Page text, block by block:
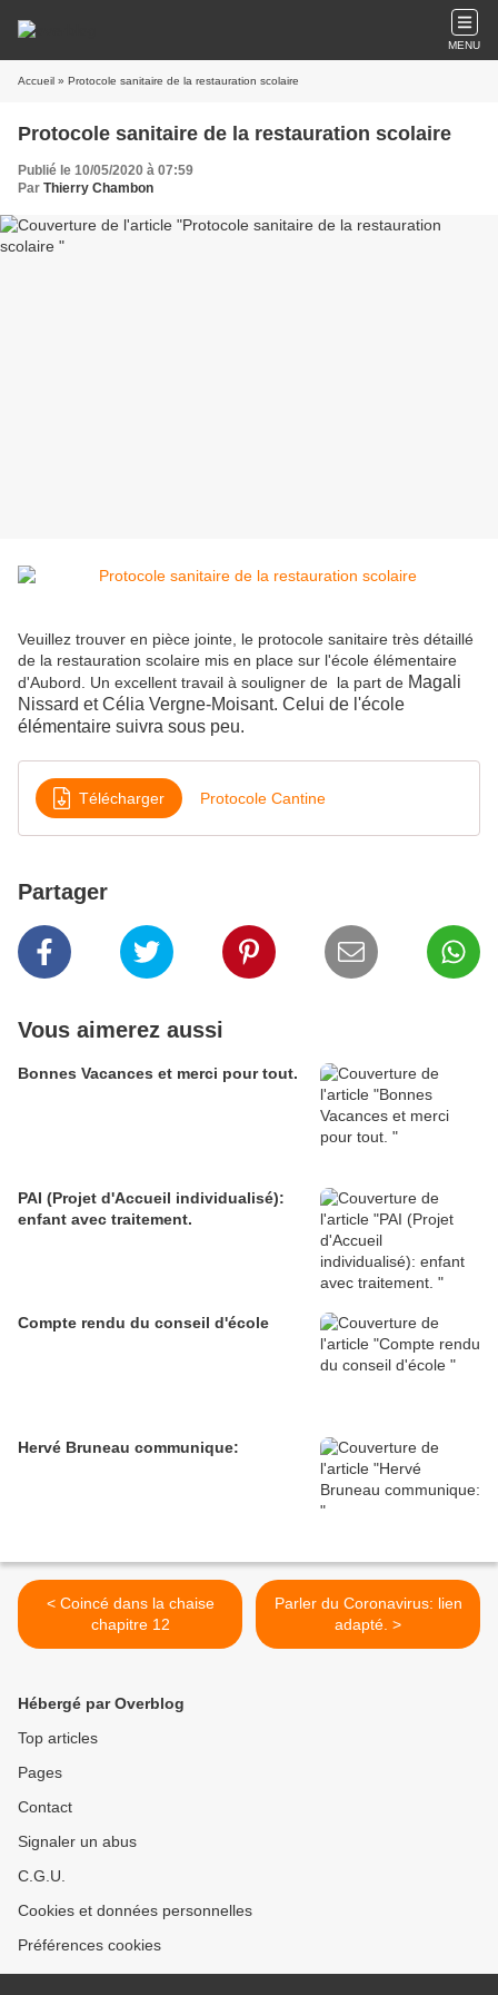
MENU
Accueil » Protocole sanitaire de la restauration scolaire
Protocole sanitaire de la restauration scolaire
Publié le 10/05/2020 à 07:59
Par Thierry Chambon
Veuillez trouver en pièce jointe, le protocole sanitaire très détaillé
de la restauration scolaire mis en place sur l'école élémentaire
d'Aubord. Un excellent travail à souligner de la part de Magali
Nissard et Célia Vergne-Moisant. Celui de l'école
élémentaire suivra sous peu.
Télécharger Protocole Cantine
Partager
Vous aimerez aussi
Bonnes Vacances et merci pour tout.
PAI (Projet d'Accueil individualisé):
enfant avec traitement.
Compte rendu du conseil d'école
Hervé Bruneau communique:
< Coincé dans la chaise
chapitre 12
Parler du Coronavirus: lien
adapté. >
Hébergé par Overblog
Top articles
Pages
Contact
Signaler un abus
C.G.U.
Cookies et données personnelles
Préférences cookies